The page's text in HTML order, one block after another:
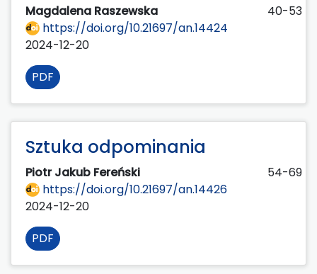
Magdalena Raszewska
40-53
https://doi.org/10.21697/an.14424
2024-12-20
PDF
Sztuka odpominania
Piotr Jakub Fereński
54-69
https://doi.org/10.21697/an.14426
2024-12-20
PDF